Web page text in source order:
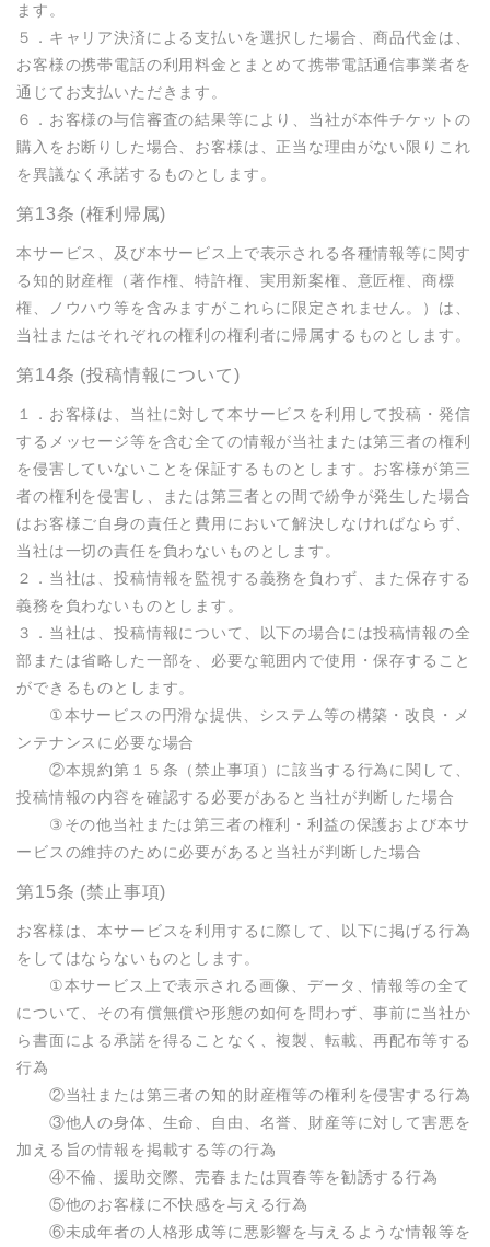
ます。
５．キャリア決済による支払いを選択した場合、商品代金は、
お客様の携帯電話の利用料金とまとめて携帯電話通信事業者を
通じてお支払いただきます。
６．お客様の与信審査の結果等により、当社が本件チケットの
購入をお断りした場合、お客様は、正当な理由がない限りこれ
を異議なく承諾するものとします。
第13条 (権利帰属)
本サービス、及び本サービス上で表示される各種情報等に関す
る知的財産権（著作権、特許権、実用新案権、意匠権、商標
権、ノウハウ等を含みますがこれらに限定されません。）は、
当社またはそれぞれの権利の権利者に帰属するものとします。
第14条 (投稿情報について)
１．お客様は、当社に対して本サービスを利用して投稿・発信
するメッセージ等を含む全ての情報が当社または第三者の権利
を侵害していないことを保証するものとします。お客様が第三
者の権利を侵害し、または第三者との間で紛争が発生した場合
はお客様ご自身の責任と費用において解決しなければならず、
当社は一切の責任を負わないものとします。
２．当社は、投稿情報を監視する義務を負わず、また保存する
義務を負わないものとします。
３．当社は、投稿情報について、以下の場合には投稿情報の全
部または省略した一部を、必要な範囲内で使用・保存すること
ができるものとします。
①本サービスの円滑な提供、システム等の構築・改良・メ
ンテナンスに必要な場合
②本規約第１５条（禁止事項）に該当する行為に関して、
投稿情報の内容を確認する必要があると当社が判断した場合
③その他当社または第三者の権利・利益の保護および本サ
ービスの維持のために必要があると当社が判断した場合
第15条 (禁止事項)
お客様は、本サービスを利用するに際して、以下に掲げる行為
をしてはならないものとします。
①本サービス上で表示される画像、データ、情報等の全て
について、その有償無償や形態の如何を問わず、事前に当社か
ら書面による承諾を得ることなく、複製、転載、再配布等する
行為
②当社または第三者の知的財産権等の権利を侵害する行為
③他人の身体、生命、自由、名誉、財産等に対して害悪を
加える旨の情報を掲載する等の行為
④不倫、援助交際、売春または買春等を勧誘する行為
⑤他のお客様に不快感を与える行為
⑥未成年者の人格形成等に悪影響を与えるような情報等を